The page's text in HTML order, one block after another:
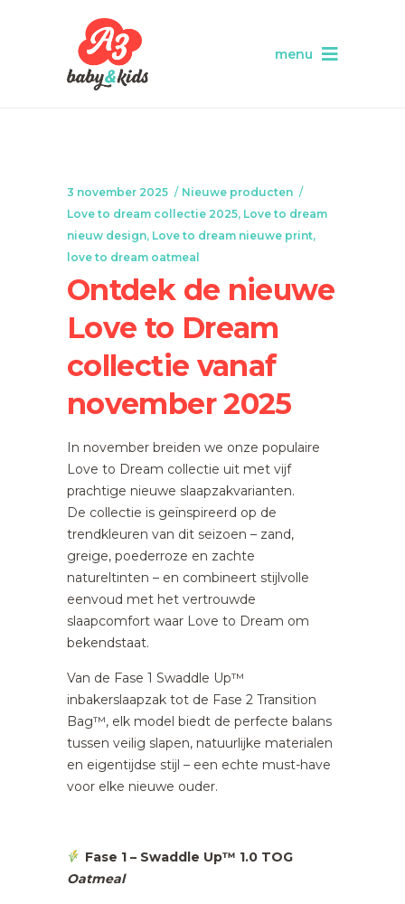
menu
3 november 2025
Nieuwe producten
Love to dream collectie 2025, Love to dream
nieuw design, Love to dream nieuwe print,
love to dream oatmeal
Ontdek de nieuwe
Love to Dream
collectie vanaf
november 2025
In november breiden we onze populaire
Love to Dream collectie uit met vijf
prachtige nieuwe slaapzakvarianten.
De collectie is geïnspireerd op de
trendkleuren van dit seizoen – zand,
greige, poederroze en zachte
natureltinten – en combineert stijlvolle
eenvoud met het vertrouwde
slaapcomfort waar Love to Dream om
bekendstaat.
Van de Fase 1 Swaddle Up™
inbakerslaapzak tot de Fase 2 Transition
Bag™, elk model biedt de perfecte balans
tussen veilig slapen, natuurlijke materialen
en eigentijdse stijl – een echte must-have
voor elke nieuwe ouder.
Fase 1 – Swaddle Up™ 1.0 TOG
Oatmeal